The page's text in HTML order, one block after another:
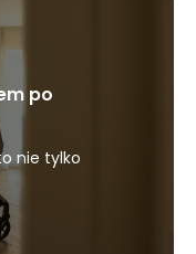
po
nie tylko